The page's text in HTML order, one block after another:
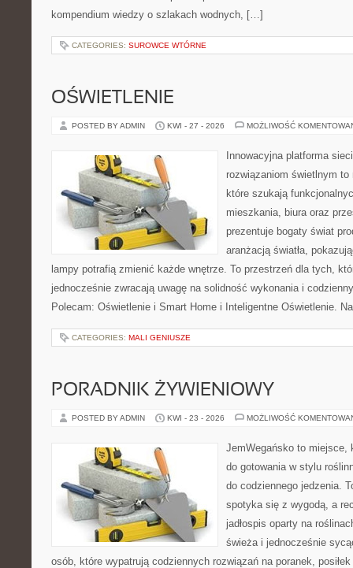
kompendium wiedzy o szlakach wodnych, […]
CATEGORIES: SUROWCE WTÓRNE
OŚWIETLENIE
POSTED BY ADMIN KWI - 27 - 2026 MOŻLIWOŚĆ
Innowacyjna platforma
rozwiązaniom świetlnym
które szukają
mieszkania, biura oraz
prezentuje bogaty świat
aranżacją światła,
lampy potrafią zmienić każde wnętrze. To przestrzeń dla tych,
jednocześnie zwracają uwagę na solidność wykonania i
Polecam: Oświetlenie i Smart Home i Inteligentne Oświetlenie.
CATEGORIES: MALI GENIUSZE
PORADNIK ŻYWIENIOWY
POSTED BY ADMIN KWI - 23 - 2026 MOŻLIWOŚĆ
JemWegańsko to miejsce,
do gotowania w stylu
do codziennego jedzenia.
spotyka się z wygodą, a
jadłospis oparty na
świeża i jednocześnie
osób, które wypatrują codziennych rozwiązań na poranek,